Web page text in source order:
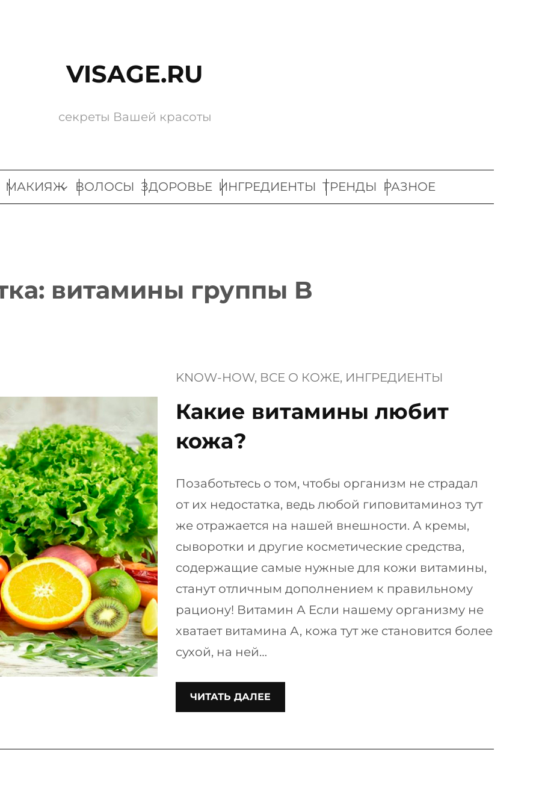
VISAGE.RU
секреты Вашей красоты
МАКИЯЖ ВОЛОСЫ ЗДОРОВЬЕ ИНГРЕДИЕНТЫ ТРЕНДЫ РАЗНОЕ
витамины группы B
KNOW-HOW, ВСЕ О КОЖЕ, ИНГРЕДИЕНТЫ
Какие витамины любит
кожа?
Позаботьтесь о том, чтобы организм не страдал
от их недостатка, ведь любой гиповитаминоз тут
же отражается на нашей внешности. А кремы,
сыворотки и другие косметические средства,
содержащие самые нужные для кожи витамины,
станут отличным дополнением к правильному
рациону! Витамин А Если нашему организму не
хватает витамина А, кожа тут же становится более
сухой, на ней…
ЧИТАТЬ ДАЛЕЕ